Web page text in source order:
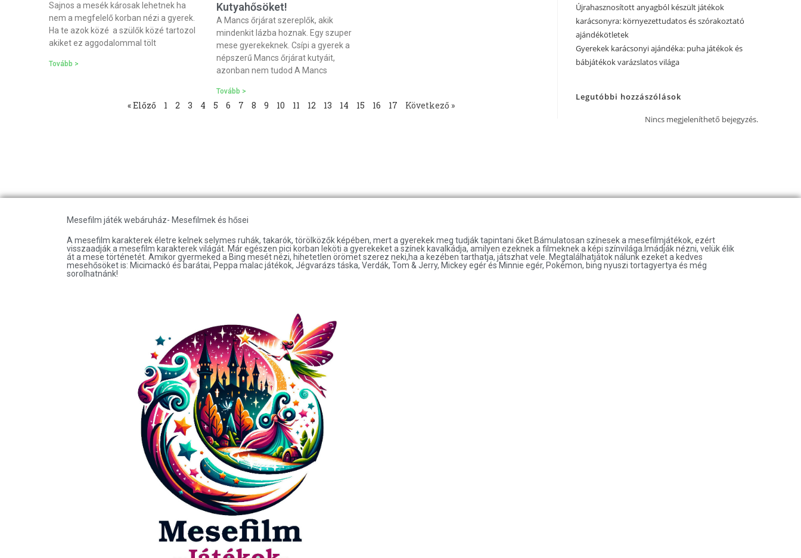
Sajnos a mesék károsak lehetnek ha
nem a megfelelő korban nézi a gyerek.
Ha te azok közé a szülők közé tartozol
akiket ez aggodalommal tölt
Tovább >
Kutyahősöket!
A Mancs őrjárat szereplők, akik
mindenkit lázba hoznak. Egy szuper
mese gyerekeknek. Csípi a gyerek a
népszerű Mancs őrjárat kutyáit,
azonban nem tudod A Mancs
Tovább >
« Előző 1 2 3 4 5 6 7 8 9 10 11 12 13 14 15 16 17 Következő »
Újrahasznosított anyagból készült játékok
karácsonyra: környezettudatos és szórakoztató
ajándékötletek
Gyerekek karácsonyi ajándéka: puha játékok és
bábjátékok varázslatos világa
Legutóbbi hozzászólások
Nincs megjeleníthető bejegyzés.
Mesefilm játék webáruház- Mesefilmek és hősei
A mesefilm karakterek életre kelnek selymes ruhák, takarók, törölközők képében, mert a gyerekek meg tudják tapintani őket.Bámulatosan színesek a mesefilmjátékok, ezért
visszaadják a mesefilm karakterek világát. Már egészen pici korban leköti a gyerekeket a színek kavalkádja, amilyen ezeknek a filmeknek a képi színvilága.Imádják nézni, velük élik
át a mese történetét. Amikor gyermeked a Bing mesét nézi, hihetetlen örömet szerez neki,ha a kezében tarthatja, játszhat vele. Megtalálhatjátok nálunk ezeket a kedves
mesehősöket is: Micimackó és barátai, Peppa malac játékok, Jégvarázs táska, Verdák, Tom & Jerry, Mickey egér és Minnie egér, Pokémon, bing nyuszi tortagyertya és még
sorolhatnánk!